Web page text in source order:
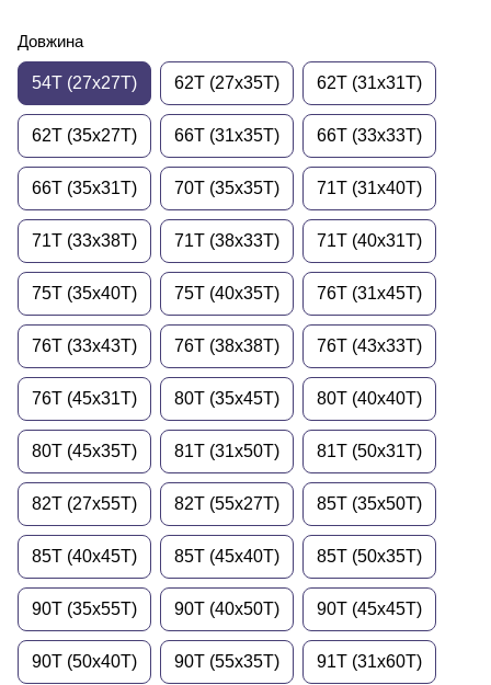
Довжина
54T (27x27T) 62T (27x35T) 62T (31x31T)
62T (35x27T) 66T (31x35T) 66T (33x33T)
66T (35x31T) 70T (35x35T) 71T (31x40T)
71T (33x38T) 71T (38x33T) 71T (40x31T)
75T (35x40T) 75T (40x35T) 76T (31x45T)
76T (33x43T) 76T (38x38T) 76T (43x33T)
76T (45x31T) 80T (35x45T) 80T (40x40T)
80T (45x35T) 81T (31x50T) 81T (50x31T)
82T (27x55T) 82T (55x27T) 85T (35x50T)
85T (40x45T) 85T (45x40T) 85T (50x35T)
90T (35x55T) 90T (40x50T) 90T (45x45T)
90T (50x40T) 90T (55x35T) 91T (31x60T)